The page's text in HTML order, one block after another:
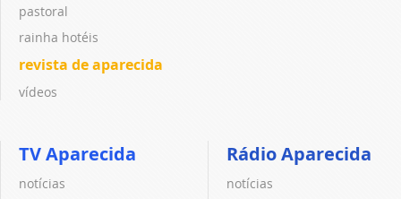
pastoral
rainha hotéis
revista de aparecida
vídeos
TV Aparecida
notícias
Rádio Aparecida
notícias